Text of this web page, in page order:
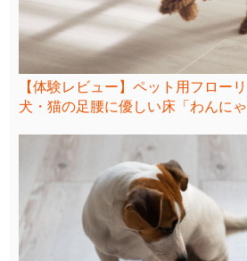
【体験レビュー】ペット用フロー
犬・猫の足腰に優しい床「わんにゃ